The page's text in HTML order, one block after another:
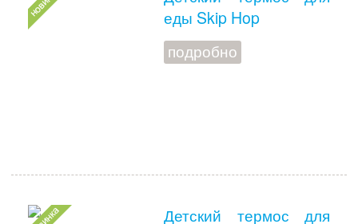
еды Skip Hop
подробно
Детский термос для